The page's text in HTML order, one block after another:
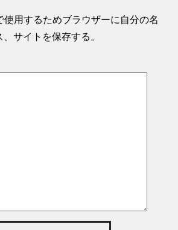
使用するためブラウザーに自分の名
サイトを保存する。